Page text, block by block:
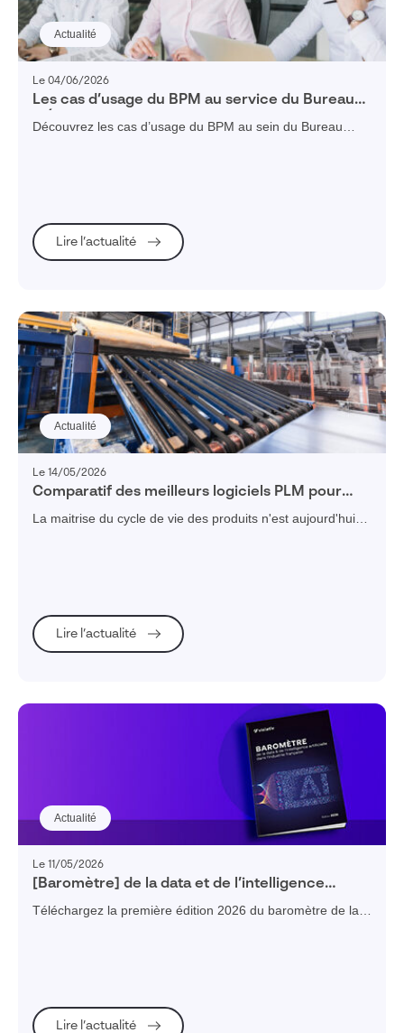
Actualité
Le 04/06/2026
Les cas d’usage du BPM au service du Bureau
d’Études
Découvrez les cas d’usage du BPM au sein du Bureau
Lire l’actualité
Actualité
Le 14/05/2026
Comparatif des meilleurs logiciels PLM pour
améliorer la gestion du cycle de vie de vos
produits et l’innovation en 2026
La maitrise du cycle de vie des produits n'est aujourd'hui
Lire l’actualité
Actualité
Le 11/05/2026
[Baromètre] de la data et de l’intelligence
artificielle dans l’industrie française – édition
Téléchargez la première édition 2026 du baromètre de la
Lire l’actualité